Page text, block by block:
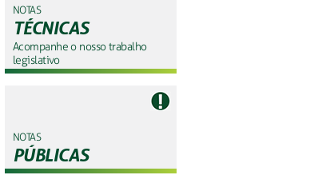
NOTAS
TÉCNICAS
Acompanhe o nosso trabalho
legislativo
NOTAS
PÚBLICAS